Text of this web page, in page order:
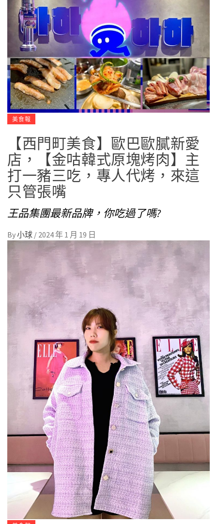
美食報
【西門町美食】歐巴歐膩新愛
店，【金咕韓式原塊烤肉】主
打一豬三吃，專人代烤，來這
只管張嘴
王品集團最新品牌，你吃過了嗎?
By小球 / 2024 年 1 月 19 日